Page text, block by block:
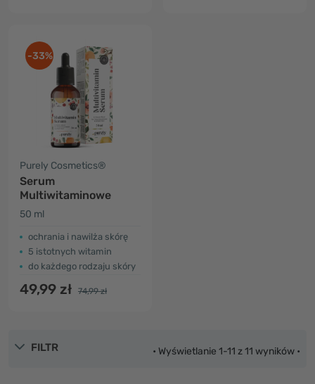
-33%
Purely Cosmetics®
Serum
Multiwitaminowe
50 ml
ochrania i nawilża skórę
5 istotnych witamin
do każdego rodzaju skóry
49,99 zł 74,99 zł
FILTR • Wyświetlanie 1-11 z 11 wyników •